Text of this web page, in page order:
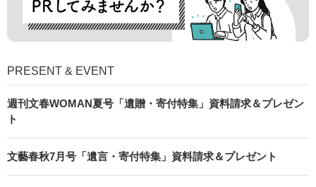
PRESENT & EVENT
週刊文春WOMAN夏号「遺贈・寄付特集」資料請求＆プレゼン
ト
文藝春秋7月号「遺言・寄付特集」資料請求＆プレゼント